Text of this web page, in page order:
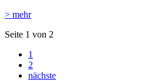
> mehr
Seite 1 von 2
1
2
nächste